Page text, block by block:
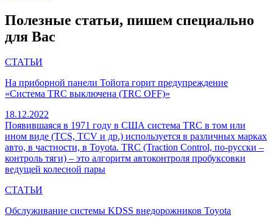
Полезные статьи, пишем специально
для Вас
СТАТЬИ
На приборной панели Тойота горит предупреждение
«Система TRC выключена (TRC OFF)»
18.12.2022
Появившаяся в 1971 году в США система TRC в том или
ином виде (TCS, TCV и др.) используется в различных марках
авто, в частности, в Toyota. TRC (Traction Control, по-русски –
контроль тяги) – это алгоритм автоконтроля пробуксовки
ведущей колесной пары
СТАТЬИ
Обслуживание системы KDSS внедорожников Toyota